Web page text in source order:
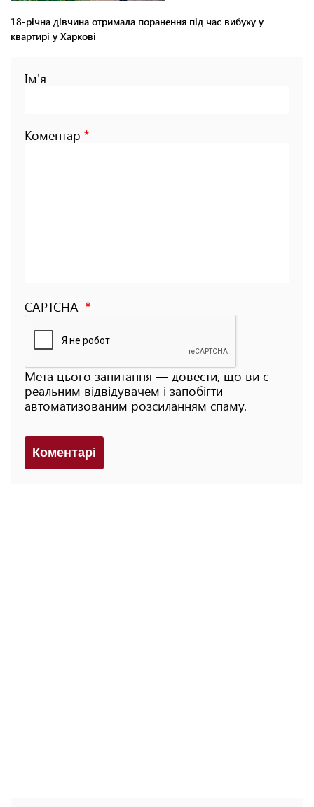
18-річна дівчина отримала поранення під час вибуху у
квартирі у Харкові
Ім'я
Коментар
CAPTCHA
Мета цього запитання — довести, що ви є
реальним відвідувачем і запобігти
автоматизованим розсиланням спаму.
Коментарi